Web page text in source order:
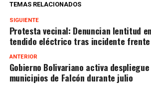
TEMAS RELACIONADOS
SIGUIENTE
Protesta vecinal: Denuncian lentitud
tendido eléctrico tras incidente frente
ANTERIOR
Gobierno Bolivariano activa
municipios de Falcón durante julio